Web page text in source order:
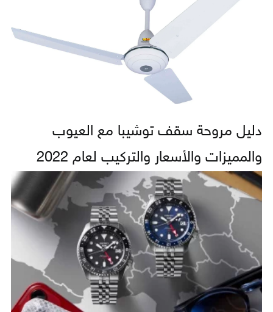
دليل مروحة سقف توشيبا مع العيوب
والمميزات والأسعار والتركيب لعام 2022